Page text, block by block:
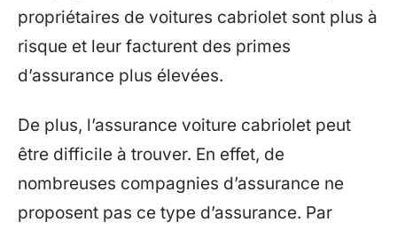
propriétaires de voitures cabriolet sont plus à
risque et leur facturent des primes
d’assurance plus élevées.
De plus, l’assurance voiture cabriolet peut
être difficile à trouver. En effet, de
nombreuses compagnies d’assurance ne
proposent pas ce type d’assurance. Par